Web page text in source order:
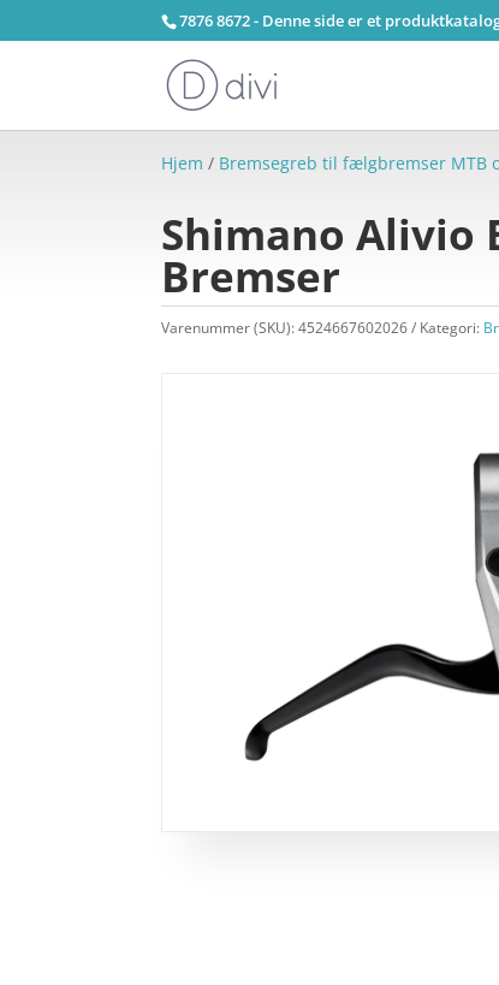
7876 8672 - Denne side er et
Hjem / Bremsegreb til fælgbremser MTB
Shimano Alivio
Bremser
Varenummer (SKU):4524667602026 Kategori: